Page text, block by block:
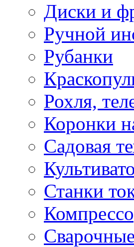
Диски и
Ручной
Рубанки
Рохля,
Коронки
Садовая
Станки